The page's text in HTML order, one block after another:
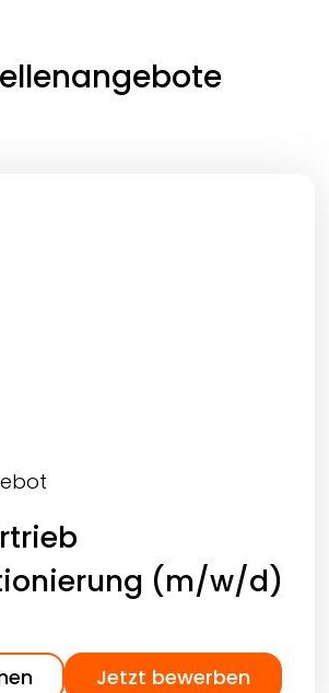
(m/w/d)
Jetzt bewerben